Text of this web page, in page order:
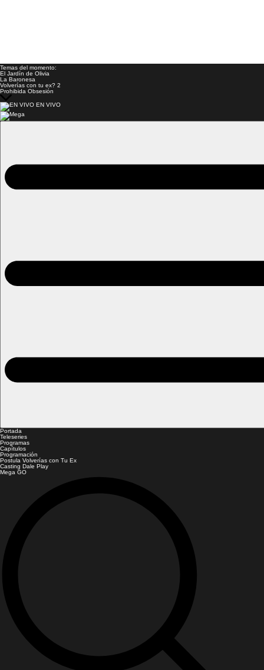
Temas del momento:
El Jardín de Olivia
La Baronesa
Volverías con tu ex? 2
Prohibida Obsesión
EN VIVO
Portada
Teleseries
Programas
Capítulos
Programación
Postula Volverías con Tu Ex
Casting Dale Play
Mega GO